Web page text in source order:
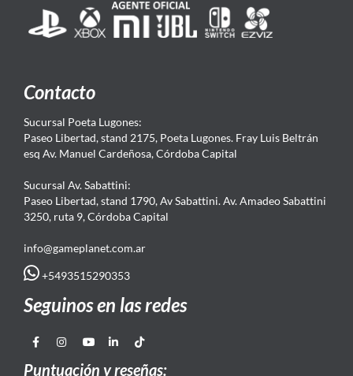
Contacto
Sucursal Poeta Lugones:
Paseo Libertad, stand 2175, Poeta Lugones. Fray Luis Beltrán
esq Av. Manuel Cardeñosa, Córdoba Capital
Sucursal Av. Sabattini:
Paseo Libertad, stand 1790, Av Sabattini. Av. Amadeo Sabattini
3250, ruta 9, Córdoba Capital
info@gameplanet.com.ar
+5493515290353
Seguinos en las redes
Puntuación y reseñas: